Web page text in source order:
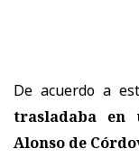
De acuerdo a
trasladaba en
Alonso de